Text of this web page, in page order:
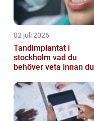
02 juli 2026
Tandimplantat i
stockholm vad du
behöver veta innan du